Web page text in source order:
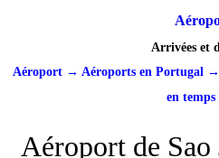
Arrivées et
Aéroport→ Aéroports en Portugal→
en temps
Aéroport de